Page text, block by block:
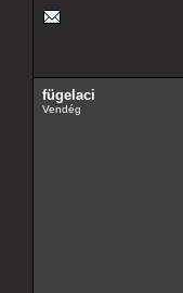
fügelaci
Vendég